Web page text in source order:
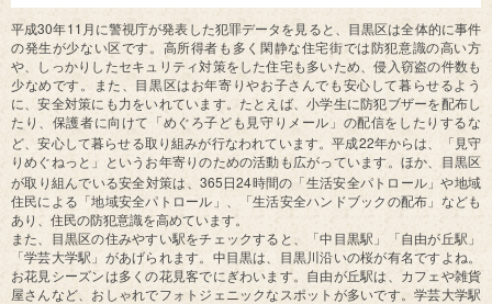
平成30年11 月に警視庁が発表した犯罪データを見ると、目黒区は全体的に事件
の発生が少ない区です。高所得者も多く閑静な住宅街では防犯意識の高い方
や、しっかりしたセキュリティ対策をした住宅も多いため、侵入窃盗の件数も
少なめです。また、目黒区はお年寄りやお子さんでも安心して暮らせるよう
に、安全対策にも力をいれています。たとえば、小学生に防犯ブザーを配布し
たり、保護者に向けて「めぐろ子ども見守りメール」の配信をしたりするな
ど、安心して暮らせる取り組みが行なわれています。平成22年からは、「見守
りめぐねっと」というお年寄りのための活動も広がっています。ほか、目黒区
が取り組んでいる安全対策は、 365 日24時間の「生活安全パトロール」や地域
住民による「地域安全パトロール」、「生活安全ハンドブックの配布」なども
あり、住民の防犯意識を高めています。
また、目黒区の住みやすい駅をチェックすると、「中目黒駅」「自由が丘駅」
「学芸大学駅」があげられます。中目黒は、目黒川沿いの桜が有名ですよね。
お花見シーズンは多くの花見客でにぎわいます。自由が丘駅は、カフェや雑貨
屋さんなど、おしゃれでフォトジェニックなスポットが多いです。学芸大学駅